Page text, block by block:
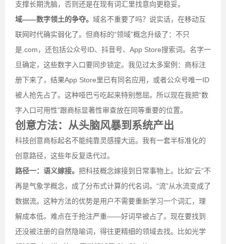
支撑长期洗脑，否则还是在现有词汇里找意向更稳妥。
域——数字领土的争夺。 域名不重要了吗？说实话，在移动互
联网时代确实弱化了。但商标的“领域”概念升级了：不只
是.com，还包括公众号ID、抖音号、App Store搜索词。名字一
旦确定，这些数字入口要同步锁定。我见过太多案例：商标注
册下来了，结果App Store里已有同名应用，或者公众号唯一ID
被人抢先占了。这种哑巴亏吃起来特别憋屈。所以现在我把“数
字入口可用性”跟商标显著性审查放在同等重要的位置。
创意方法：从头脑风暴到系统产出
科技创意商标起名不能纯靠灵感撞大运。我有一套半标准化的
创意路径，这些年反复迭代过。
路径一：语义嫁接。 把科技概念嫁接到日常事物上。比如“云”不
再是气象学概念，成了分布式计算的代名词。“流”从水流变成了
数据流。这种方法的优势是用户不需要重新学习一个词汇，理
解成本低。难点在于抢注严重——好词早被占了。现在要找到
还没被注册的自然隐喻词，得往更精细的领域去找。比如光学